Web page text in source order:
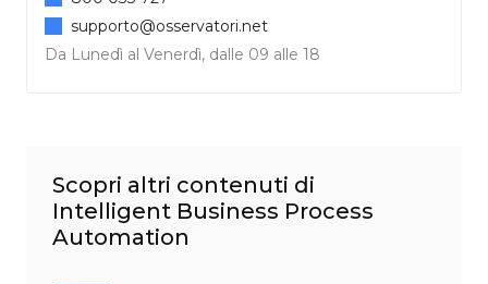
Da Lunedì al Venerdì, dalle 09 alle 18
supporto@osservatori.net
Scopri altri contenuti di
Intelligent Business Process
Automation